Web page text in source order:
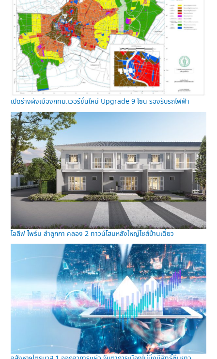
เปิดร่างผังเมืองกทม.เวอร์ชั่นใหม่ Upgrade 9 โซน รองรับรถไฟฟ้า
ไอลีฟ ไพร์ม ลำลูกกา คลอง 2 ทาวน์โฮมหลังใหญ่ไซส์บ้านเดี่ยว